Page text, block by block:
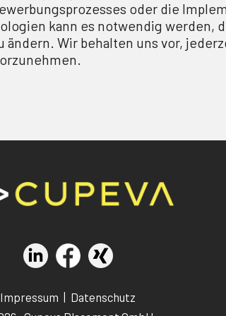
oder die
kann es notwendig werden,
Wir behalten uns vor,
Impressum | Datenschutz